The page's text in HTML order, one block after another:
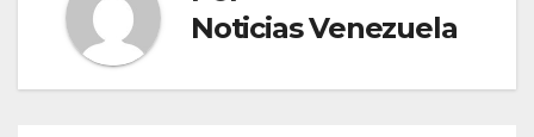
Noticias Venezuela